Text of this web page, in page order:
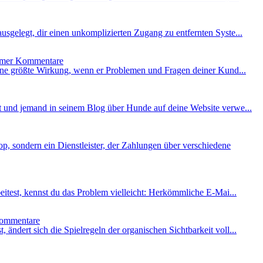
dir einen unkomplizierten Zugang zu entfernten Syste...
Kommentare
größte Wirkung, wenn er Problemen und Fragen deiner Kund...
jemand in seinem Blog über Hunde auf deine Website verwe...
sondern ein Dienstleister, der Zahlungen über verschiedene
kennst du das Problem vielleicht: Herkömmliche E-Mai...
sich die Spielregeln der organischen Sichtbarkeit voll...